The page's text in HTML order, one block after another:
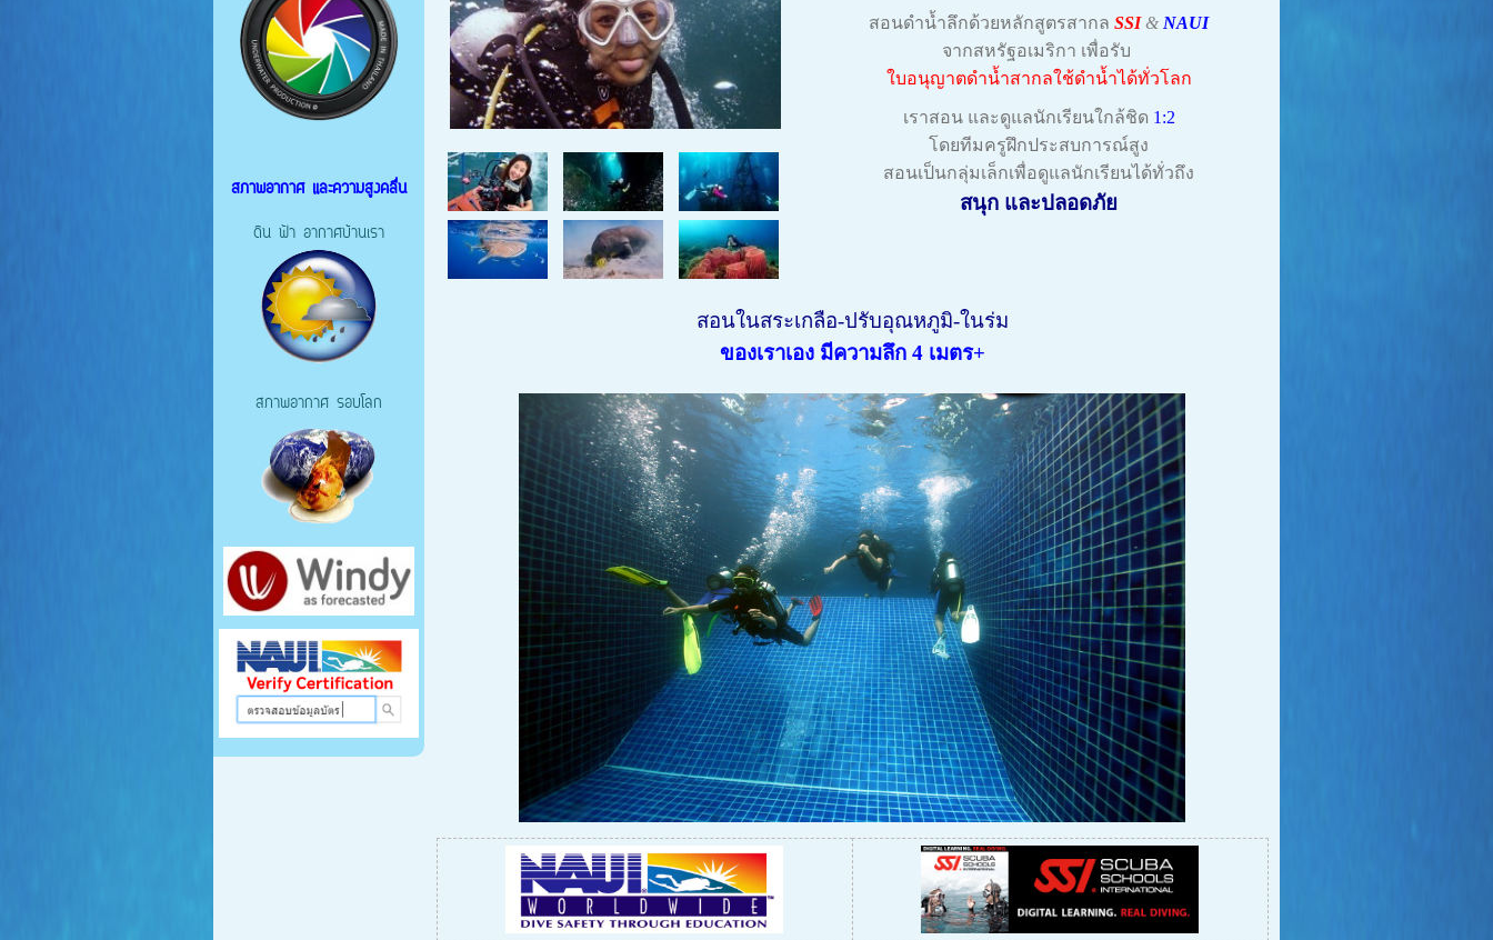
สภาพอากาศ และความสูงคลื่น
ดิน ฟ้า อากาศบ้านเรา
สภาพอากาศ รอบโลก
สอนดำน้ำลึกด้วยหลักสูตรสากลSSI & NAUI
จากสหรัฐอเมริกา เพื่อรับ
ใบอนุญาตดำน้ำสากลใช้ดำน้ำได้ทั่วโลก
เราสอน และดูแลนักเรียนใกล้ชิด 1:2
โดยทีมครูฝึกประสบการณ์สูง
สอนเป็นกลุ่มเล็กเพื่อดูแลนักเรียนได้ทั่วถึง
สนุก และปลอดภัย
สอนในสระเกลือ-ปรับอุณหภูมิ-ในร่ม
ของเราเอง มีความลึก 4 เมตร+